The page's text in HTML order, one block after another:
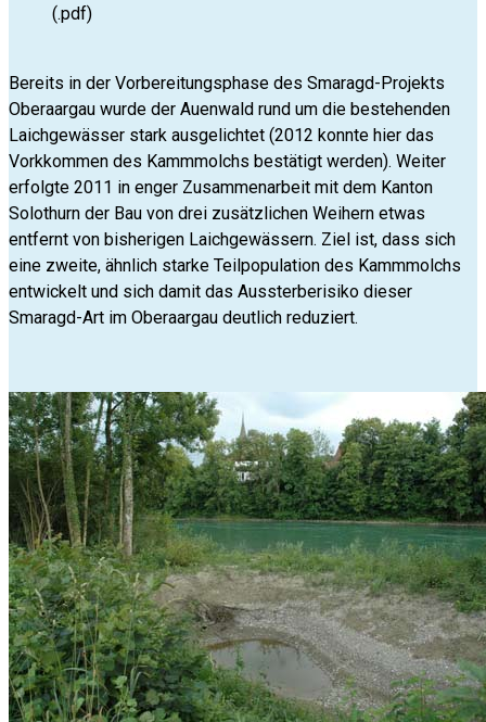
(.pdf)
Bereits in der Vorbereitungsphase des Smaragd-Projekts
Oberaargau wurde der Auenwald rund um die bestehenden
Laichgewässer stark ausgelichtet (2012 konnte hier das
Vorkkommen des Kammmolchs bestätigt werden). Weiter
erfolgte 2011 in enger Zusammenarbeit mit dem Kanton
Solothurn der Bau von drei zusätzlichen Weihern etwas
entfernt von bisherigen Laichgewässern. Ziel ist, dass sich
eine zweite, ähnlich starke Teilpopulation des Kammmolchs
entwickelt und sich damit das Aussterberisiko dieser
Smaragd-Art im Oberaargau deutlich reduziert.